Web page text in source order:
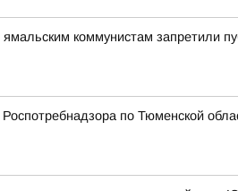
коммунистам запретили
по Тюменской